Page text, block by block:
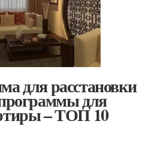
для расстановки
для
– ТОП 10